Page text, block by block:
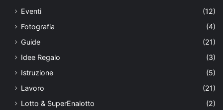
Eventi
(12)
Fotografia
(4)
Guide
(21)
Idee Regalo
(3)
Istruzione
(5)
Lavoro
(21)
Lotto & SuperEnalotto
(2)